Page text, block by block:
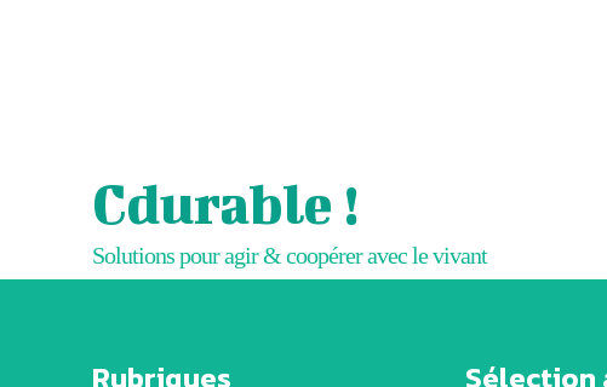
Cdurable !
Solutions pour agir & coopérer avec le vivant
Rubriques Sélection